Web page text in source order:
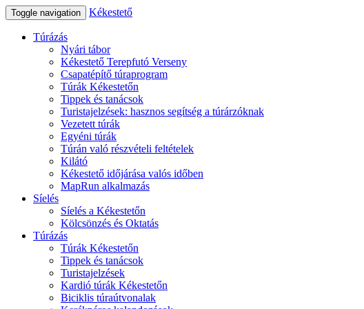
Toggle navigation Kékestető
Túrázás
Nyári tábor
Kékestető Terepfutó Verseny
Csapatépítő túraprogram
Túrák Kékestetőn
Tippek és tanácsok
Turistajelzések: hasznos segítség a túrárzóknak
Vezetett túrák
Egyéni túrák
Túrán való részvételi feltételek
Kilátó
Kékestető időjárása valós időben
MapRun alkalmazás
Síelés
Síelés a Kékestetőn
Kölcsönzés és Oktatás
Túrázás
Túrák Kékestetőn
Tippek és tanácsok
Turistajelzések
Kardió túrák Kékestetőn
Biciklis túraútvonalak